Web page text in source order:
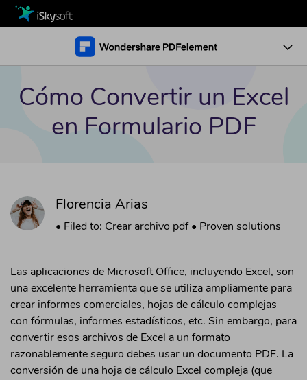
Utilidad
Tienda
Visión General
Leer PDF
Proteger PDF
OCR PDF
Firmar PDF
• Crear URL en PDF
• Eliminar el Fondo de PDF
• Copiar y Pegar Contenido PDF
Convertir PDF
• Convertir PDF a Blanco y Negro
• Convertir PDF a Formulario
Recursos
Descuento Educativo
Cómo Convertir un Excel
en Formulario PDF
Florencia Arias
• Filed to: Crear archivo pdf• Proven solutions
Las aplicaciones de Microsoft Office, incluyendo Excel, son
una excelente herramienta que se utiliza ampliamente para
crear informes comerciales, hojas de cálculo complejas
con fórmulas, informes estadísticos, etc. Sin embargo, para
convertir esos archivos de Excel a un formato
razonablemente seguro debes usar un documento PDF. La
conversión de una hoja de cálculo Excel compleja (que